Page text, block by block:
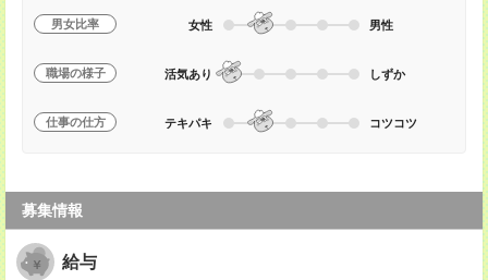
男女比率 女性 男性
職場の様子 活気あり しずか
仕事の仕方 テキパキ コツコツ
募集情報
給与